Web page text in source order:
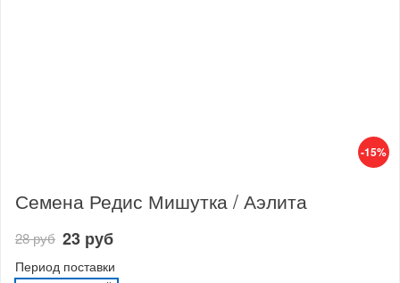
-15%
Семена Редис Мишутка / Аэлита
28 руб 23 руб
Период поставки